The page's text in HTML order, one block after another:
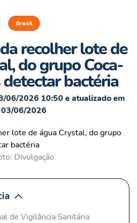
Brasil
recolher lote de
do grupo Coca-
detectar bactéria
06/2026 10:50 e atualizado em
03/06/2026
DIvulgação
de Vigilância Sanitária